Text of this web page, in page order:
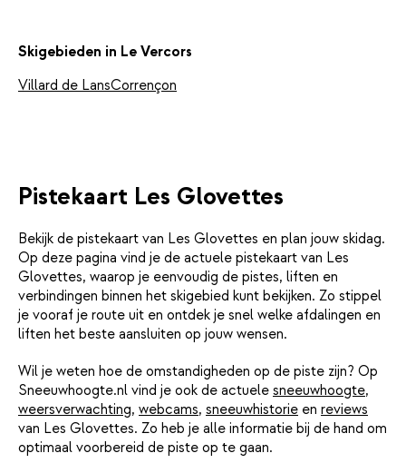
Skigebieden in Le Vercors
Villard de LansCorrençon
Pistekaart Les Glovettes
Bekijk de pistekaart van Les Glovettes en plan jouw skidag.
Op deze pagina vind je de actuele pistekaart van Les
Glovettes, waarop je eenvoudig de pistes, liften en
verbindingen binnen het skigebied kunt bekijken. Zo stippel
je vooraf je route uit en ontdek je snel welke afdalingen en
liften het beste aansluiten op jouw wensen.
Wil je weten hoe de omstandigheden op de piste zijn? Op
Sneeuwhoogte.nl vind je ook de actuele sneeuwhoogte,
weersverwachting, webcams, sneeuwhistorie en reviews
van Les Glovettes. Zo heb je alle informatie bij de hand om
optimaal voorbereid de piste op te gaan.